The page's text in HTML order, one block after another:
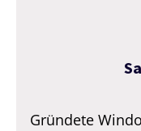
Gründete